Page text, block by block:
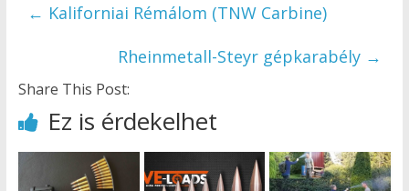
← Kaliforniai Rémálom (TNW Carbine)
Rheinmetall-Steyr gépkarabély →
Share This Post:
Ez is érdekelhet